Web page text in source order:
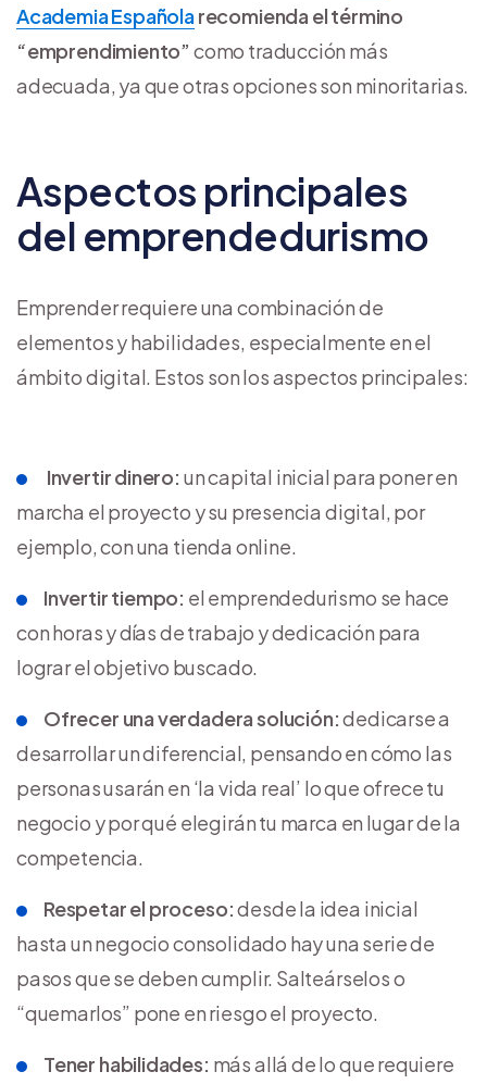
Academia Españolarecomienda el término
“emprendimiento” como traducción más
adecuada, ya que otras opciones son minoritarias.
Aspectos principales
del emprendedurismo
Emprender requiere una combinación de
elementos y habilidades, especialmente en el
ámbito digital. Estos son los aspectos principales:
Invertir dinero: un capital inicial para poner en
marcha el proyecto y su presencia digital, por
ejemplo, con una tienda online.
Invertir tiempo: el emprendedurismo se hace
con horas y días de trabajo y dedicación para
lograr el objetivo buscado.
Ofrecer una verdadera solución:dedicarse a
desarrollar un diferencial, pensando en cómo las
personas usarán en ‘la vida real’ lo que ofrece tu
negocio y por qué elegirán tu marca en lugar de la
competencia.
Respetar el proceso:desde la idea inicial
hasta un negocio consolidado hay una serie de
pasos que se deben cumplir. Salteárselos o
“quemarlos” pone en riesgo el proyecto.
Tener habilidades: más allá de lo que requiere